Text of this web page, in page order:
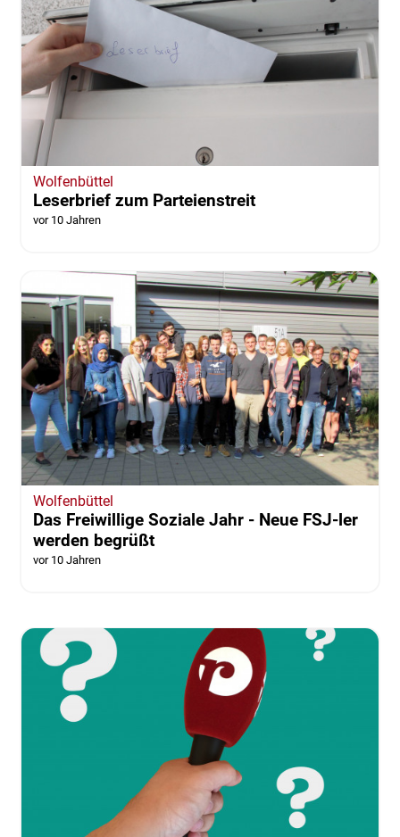
Wolfenbüttel
Leserbrief zum Parteienstreit
vor 10 Jahren
Wolfenbüttel
Das Freiwillige Soziale Jahr - Neue FSJ-ler
werden begrüßt
vor 10 Jahren